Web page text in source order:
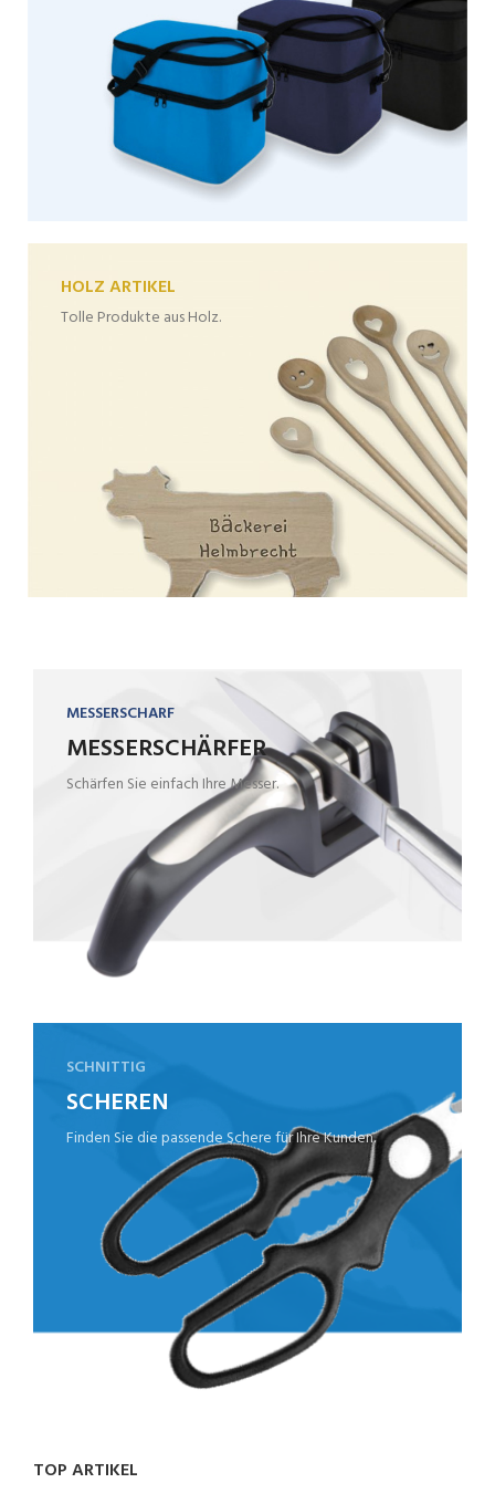
HOLZ ARTIKEL
Tolle Produkte aus Holz.
MESSERSCHARF
MESSERSCHÄRFER
Schärfen Sie einfach Ihre Messer.
SCHNITTIG
SCHEREN
Finden Sie die passende Schere für Ihre Kunden.
TOP ARTIKEL